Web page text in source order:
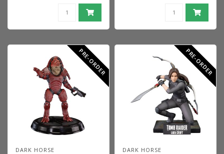
PRE-ORDER
DARK HORSE
PRE-ORDER
DARK HORSE